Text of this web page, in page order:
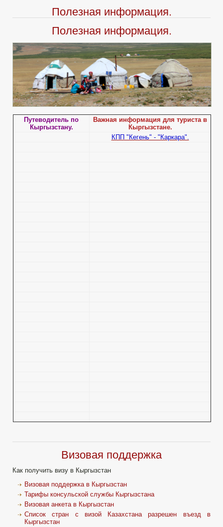
Полезная информация.
Полезная информация.
Путеводитель по
Кыргызстану.
Важная информация для туриста в
Кыргызстане.
КПП "Кегень" - "Каркара".
Визовая поддержка
Как получить визу в Кыргызстан
Визовая поддержка в Кыргызстан
Тарифы консульской службы Кыргызстана
Визовая анкета в Кыргызстан
Список стран с визой Казахстана разрешен въезд в
Кыргызстан